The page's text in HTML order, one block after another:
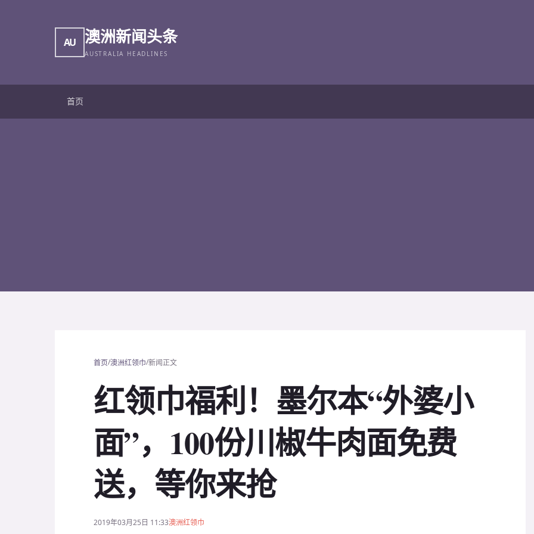
AU 澳洲新闻头条
AUSTRALIA HEADLINES
首页
首页/澳洲红领巾/新闻正文
红领巾福利！墨尔本“外婆小
面”，100份川椒牛肉面免费
送，等你来抢
2019年03月25日 11:33澳洲红领巾